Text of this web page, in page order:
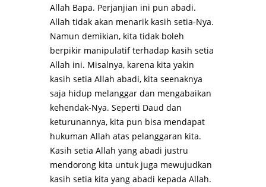
Allah Bapa. Perjanjian ini pun abadi.
Allah tidak akan menarik kasih setia-Nya.
Namun demikian, kita tidak boleh
berpikir manipulatif terhadap kasih setia
Allah ini. Misalnya, karena kita yakin
kasih setia Allah abadi, kita seenaknya
saja hidup melanggar dan mengabaikan
kehendak-Nya. Seperti Daud dan
keturunannya, kita pun bisa mendapat
hukuman Allah atas pelanggaran kita.
Kasih setia Allah yang abadi justru
mendorong kita untuk juga mewujudkan
kasih setia kita yang abadi kepada Allah.